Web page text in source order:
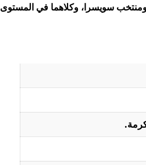
ومنتخب سويسرا، وكلاهما في المستوى